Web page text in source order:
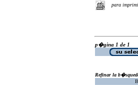
para
p�gina 1 de 1
Refinar la